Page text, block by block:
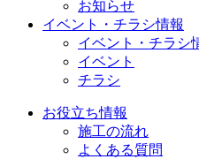
お知らせ
イベント・チラシ情報
イベント・チラシ
イベント
チラシ
お役立ち情報
施工の流れ
よくある質問